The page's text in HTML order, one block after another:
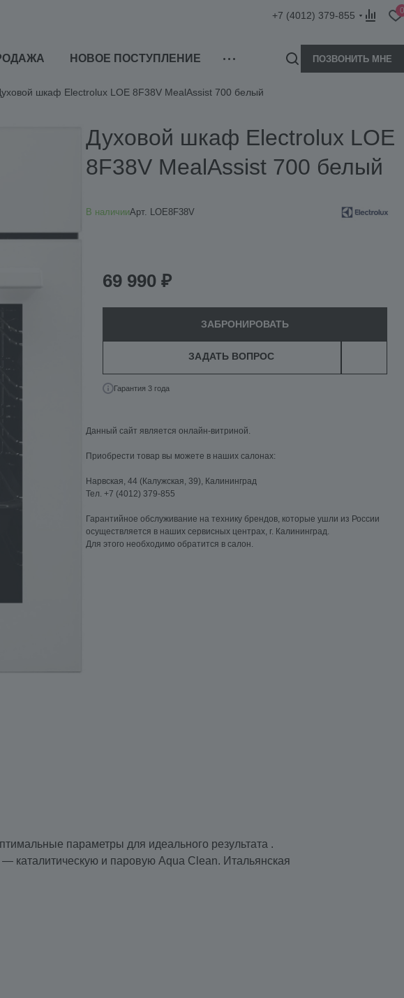
+7 (4012) 379-855 0
НОВОЕ ПОСТУПЛЕНИЕ ПОЗВОНИТЬ МНЕ
шкаф Electrolux LOE 8F38V MealAssist 700 белый
Духовой шкаф Electrolux LOE
8F38V MealAssist 700 белый
В наличииАрт. LOE8F38V
69 990 ₽
ЗАБРОНИРОВАТЬ
ЗАДАТЬ ВОПРОС
Гарантия 3 года
Данный сайт является онлайн-витриной.
Приобрести товар вы можете в наших салонах:
Нарвская, 44 (Калужская, 39), Калининград
Тел. +7 (4012) 379-855
Гарантийное обслуживание на технику брендов, которые ушли из России
осуществляется в наших сервисных центрах, г. Калининград.
Для этого необходимо обратится в салон.
параметры для идеального результата .
каталитическую и паровую Aqua Clean. Итальянская